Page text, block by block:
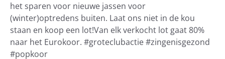
het sparen voor nieuwe jassen voor
(winter)optredens buiten. Laat ons niet in de kou
staan en koop een lot!Van elk verkocht lot gaat 80%
naar het Eurokoor. #groteclubactie #zingenisgezond
#popkoor